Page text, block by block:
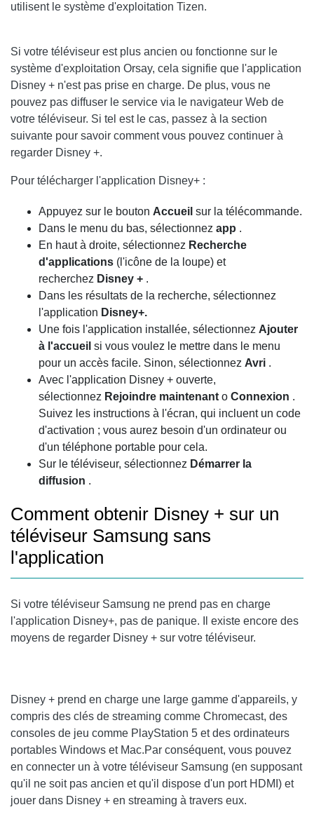
utilisent le système d'exploitation Tizen.
Si votre téléviseur est plus ancien ou fonctionne sur le
système d'exploitation Orsay, cela signifie que l'application
Disney + n'est pas prise en charge. De plus, vous ne
pouvez pas diffuser le service via le navigateur Web de
votre téléviseur. Si tel est le cas, passez à la section
suivante pour savoir comment vous pouvez continuer à
regarder Disney +.
Pour télécharger l'application Disney+ :
Appuyez sur le bouton Accueil sur la télécommande.
Dans le menu du bas, sélectionnez app .
En haut à droite, sélectionnez Recherche
d'applications (l'icône de la loupe) et
recherchez Disney + .
Dans les résultats de la recherche, sélectionnez
l'application Disney+.
Une fois l'application installée, sélectionnez Ajouter
à l'accueil si vous voulez le mettre dans le menu
pour un accès facile. Sinon, sélectionnez Avri .
Avec l'application Disney + ouverte,
sélectionnez Rejoindre maintenant o Connexion .
Suivez les instructions à l'écran, qui incluent un code
d'activation ; vous aurez besoin d'un ordinateur ou
d'un téléphone portable pour cela.
Sur le téléviseur, sélectionnez Démarrer la
diffusion .
Comment obtenir Disney + sur un
téléviseur Samsung sans
l'application
Si votre téléviseur Samsung ne prend pas en charge
l'application Disney+, pas de panique. Il existe encore des
moyens de regarder Disney + sur votre téléviseur.
Disney + prend en charge une large gamme d'appareils, y
compris des clés de streaming comme Chromecast, des
consoles de jeu comme PlayStation 5 et des ordinateurs
portables Windows et Mac.Par conséquent, vous pouvez
en connecter un à votre téléviseur Samsung (en supposant
qu'il ne soit pas ancien et qu'il dispose d'un port HDMI) et
jouer dans Disney + en streaming à travers eux.